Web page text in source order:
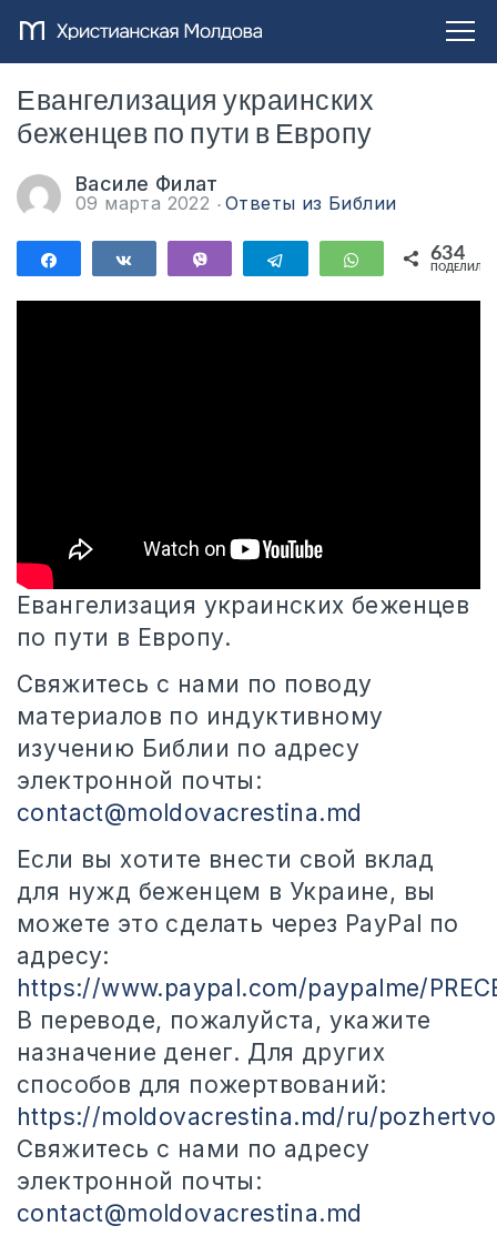
Евангелизация украинских
беженцев по пути в Европу
Василе Филат
09 марта 2022 Ответы из Библии
ПоделитьсяПоделиться Telegram WhatsApp
634
Евангелизация украинских беженцев
по пути в Европу.
Свяжитесь с нами по поводу
материалов по индуктивному
изучению Библии по адресу
электронной почты:
contact@moldovacrestina.md
Если вы хотите внести свой вклад
для нужд беженцем в Украине, вы
можете это сделать через PayPal по
адресу:
https://www.paypal.com/paypalme/
В переводе, пожалуйста, укажите
назначение денег. Для других
способов для пожертвований:
https://moldovacrestina.md/ru/
Свяжитесь с нами по адресу
электронной почты:
contact@moldovacrestina.md